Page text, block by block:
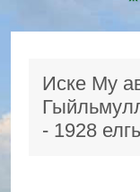
Иске Му
- 1928